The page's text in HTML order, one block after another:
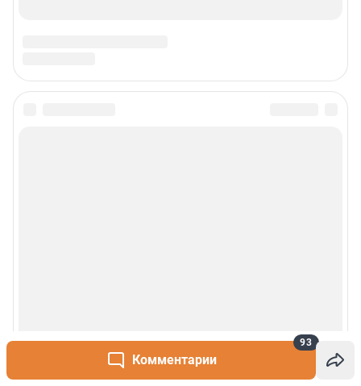
Комментарии
93